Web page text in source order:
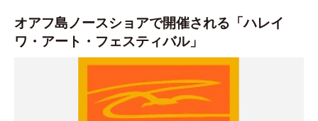
オアフ島ノースショアで開催される「ハレイ
ワ・アート・フェスティバル」